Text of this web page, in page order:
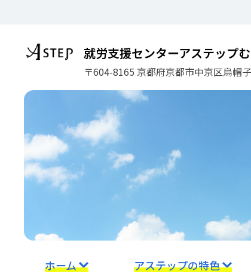
就労支援センターアステップ
〒604-8165 京都府京都市中京区烏帽
ホーム アステップの特色